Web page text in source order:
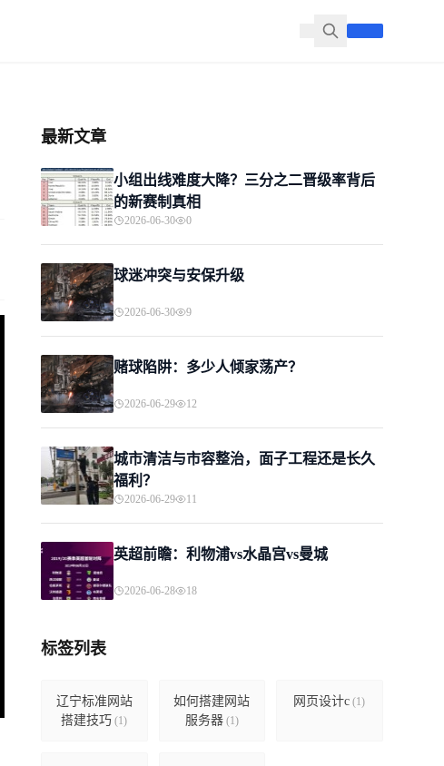
最新文章
小组出线难度大降？三分之二晋级率背后
的新赛制真相
2026-06-30 0
球迷冲突与安保升级
2026-06-30 9
赌球陷阱：多少人倾家荡产？
2026-06-29 12
城市清洁与市容整治，面子工程还是长久
福利？
2026-06-29 11
英超前瞻：利物浦vs水晶宫vs曼城
2026-06-28 18
标签列表
辽宁标准网站
搭建技巧 (1)
如何搭建网站
服务器(1)
网页设计c (1)